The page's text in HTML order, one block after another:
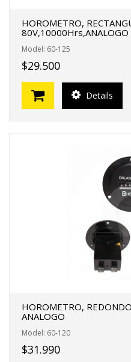
HOROMETRO,
80V,10000Hrs,ANALOGO
Model: 60-125
$29.500
Details
HOROMETRO,
ANALOGO
Model: 60-120
$31.990